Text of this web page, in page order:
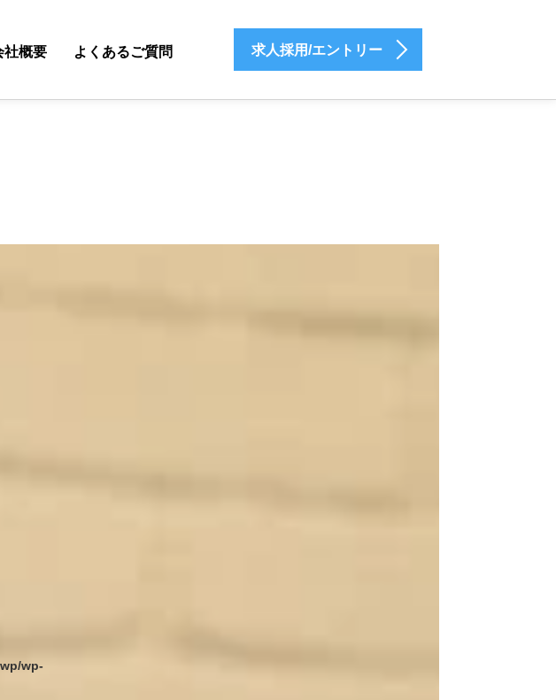
社概要 よくあるご質問 求人採用/エントリー
wp-